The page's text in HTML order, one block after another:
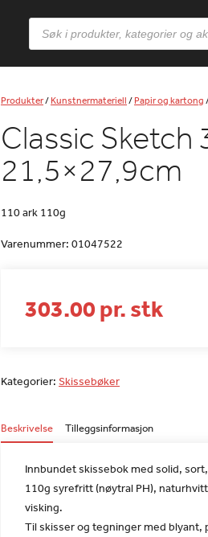
Products
search
Produkter/Kunstnermateriell/Papir og kartong
Classic Sketch
21,5×27,9cm
110 ark 110g
Varenummer: 01047522
303.00 pr. stk
Kategorier: Skissebøker
Beskrivelse Tilleggsinformasjon
Innbundet skissebok med solid,
110g syrefritt (nøytral PH),
visking.
Til skisser og tegninger med blyant,